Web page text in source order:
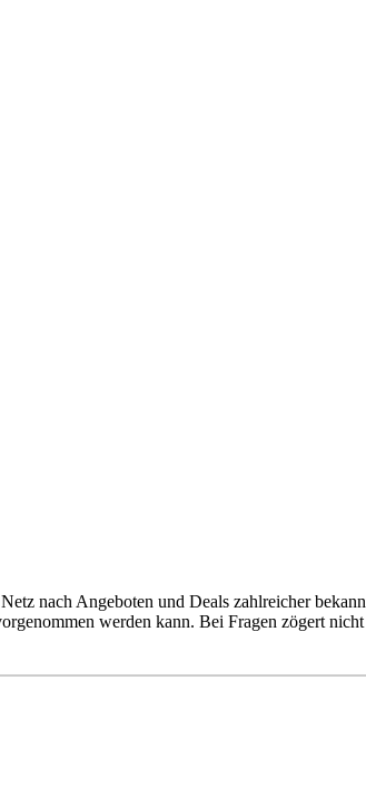
nach Angeboten und Deals zahlreicher
werden kann. Bei Fragen zögert